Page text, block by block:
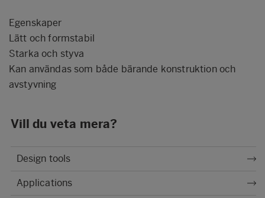
Egenskaper
Lätt och formstabil
Starka och styva
Kan användas som både bärande konstruktion och
avstyvning
Vill du veta mera?
Design tools
Applications